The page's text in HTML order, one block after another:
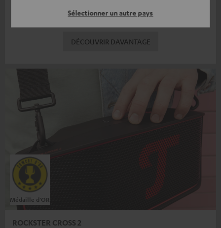
Sélectionner un autre pays
DÉCOUVRIR DAVANTAGE
Médaille d'OR
ROCKSTER CROSS 2